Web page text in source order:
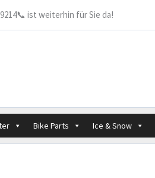
ist weiterhin für Sie da!
Bike Parts Ice & Snow